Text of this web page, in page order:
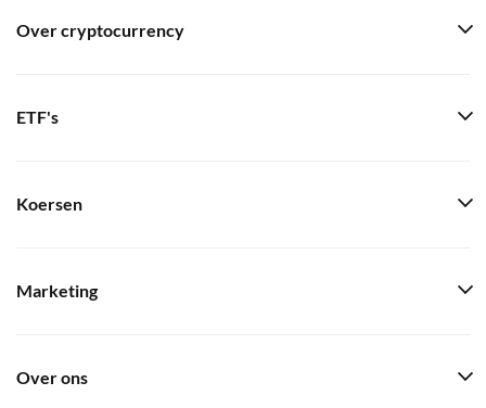
Over cryptocurrency
ETF's
Koersen
Marketing
Over ons